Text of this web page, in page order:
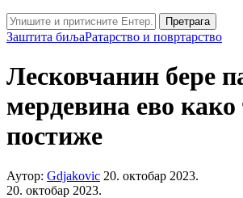
Претрага
Заштита биљаРатарство и повртарство
Лесковчанин бере
мердевина ево како
постиже
Аутор: Gdjakovic 20. октобар 2023.
20. октобар 2023.